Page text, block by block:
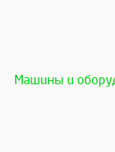
Машины и